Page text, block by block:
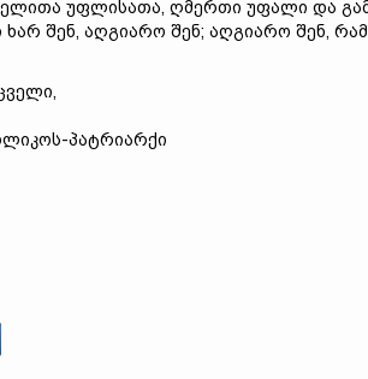
უფლისათა, ღმერთი უფალი და
შენ, აღგიარო შენ; აღგიარო შენ,
პატრიარქი